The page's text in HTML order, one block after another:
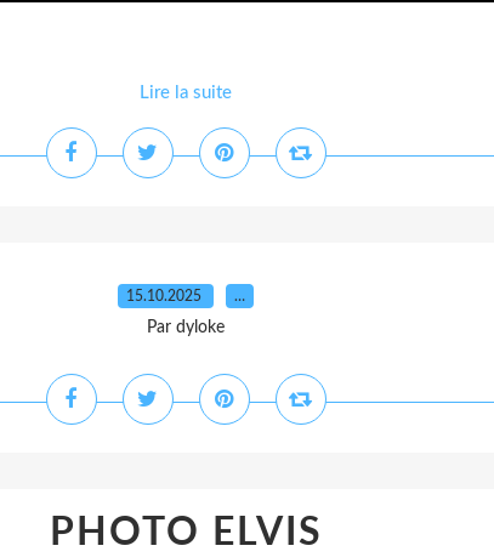
Lire la suite
15.10.2025 …
Par dyloke
PHOTO ELVIS